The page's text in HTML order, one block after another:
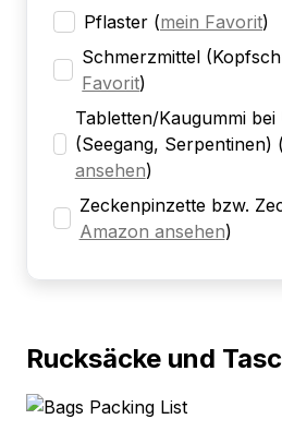
Pflaster (mein Favorit)
Schmerzmittel
Favorit)
Tabletten/Kaugummi bei
(Seegang, Serpentinen) (
ansehen)
Zeckenpinzette bzw.
Amazon ansehen)
Rucksäcke und